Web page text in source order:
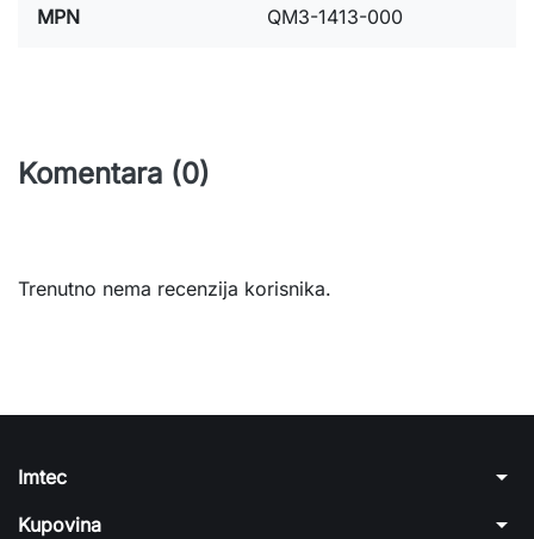
MPN QM3-1413-000
Komentara (0)
Trenutno nema recenzija korisnika.
Imtec arrow_drop_down
Kupovina arrow_drop_down